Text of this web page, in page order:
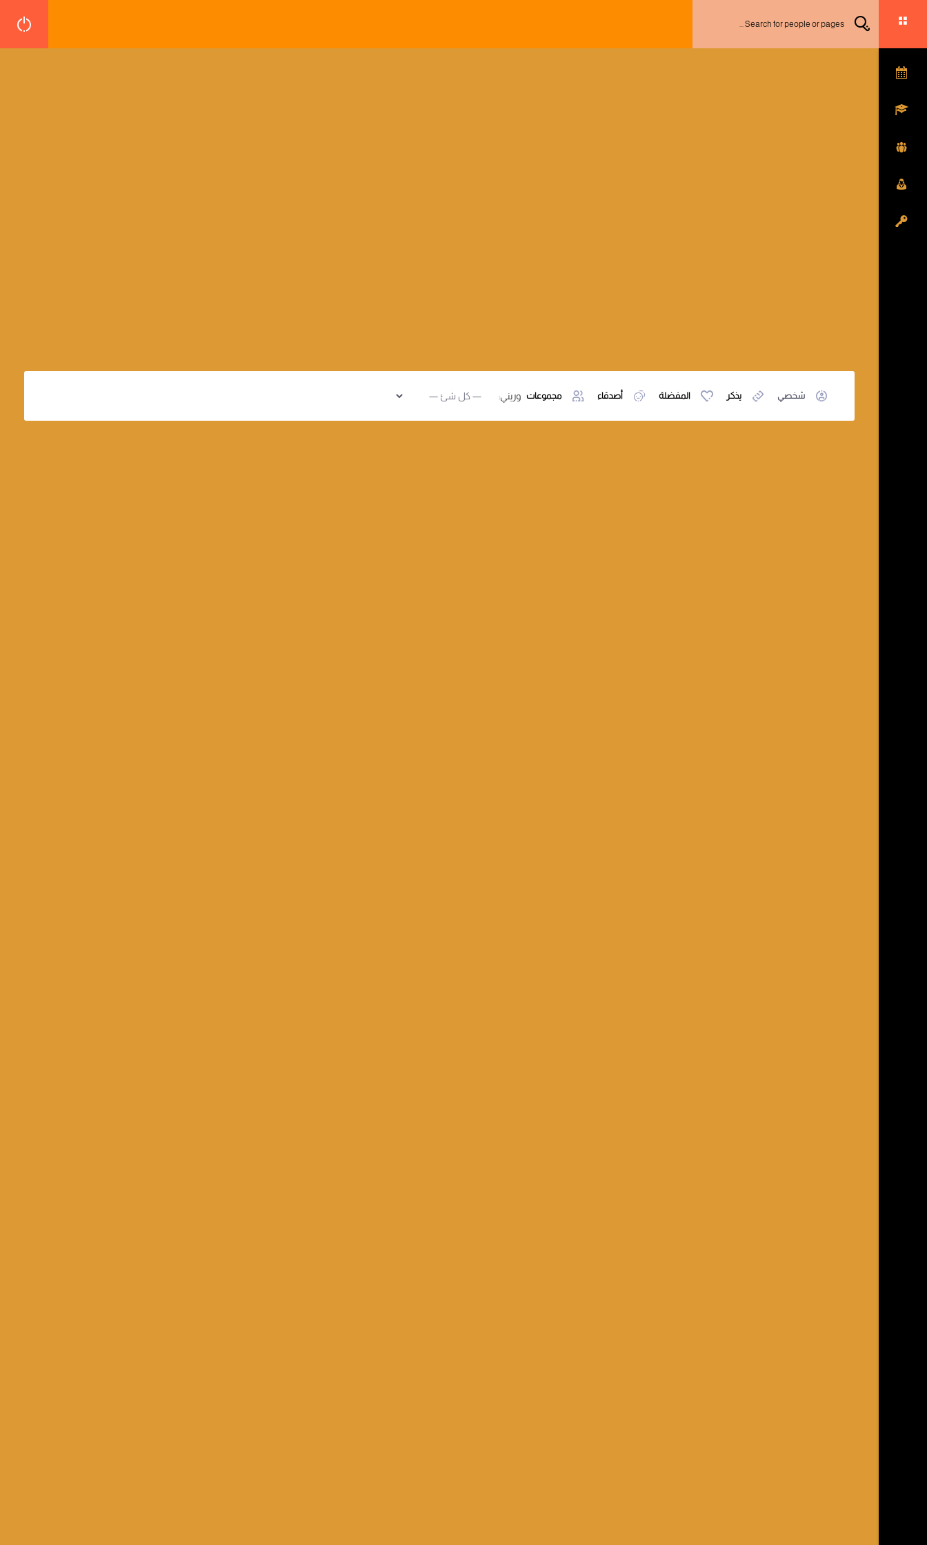
شخصي يذكر المفضلة أصدقاء مجموعات وريني: